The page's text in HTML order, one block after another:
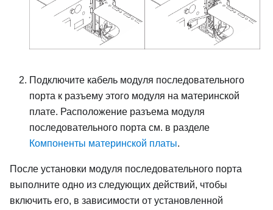
Подключите кабель модуля последовательного
порта к разъему этого модуля на материнской
плате. Расположение разъема модуля
последовательного порта см. в разделе
Компоненты материнской платы.
После установки модуля последовательного порта
выполните одно из следующих действий, чтобы
включить его, в зависимости от установленной